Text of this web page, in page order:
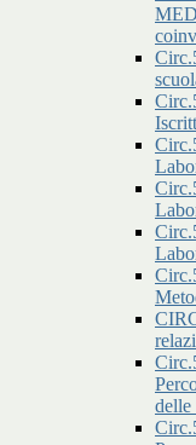
delle